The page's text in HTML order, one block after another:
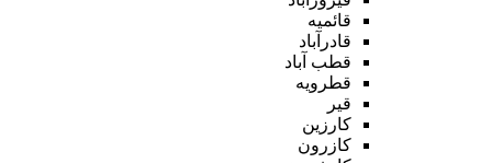
قائمیه
قادرآباد
قطب آباد
قطرویه
قیر
کارزین
کازرون